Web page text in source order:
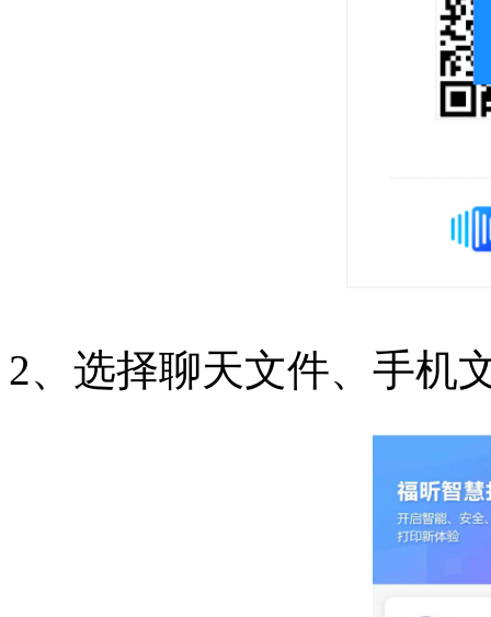
2、选择聊天文件、手机